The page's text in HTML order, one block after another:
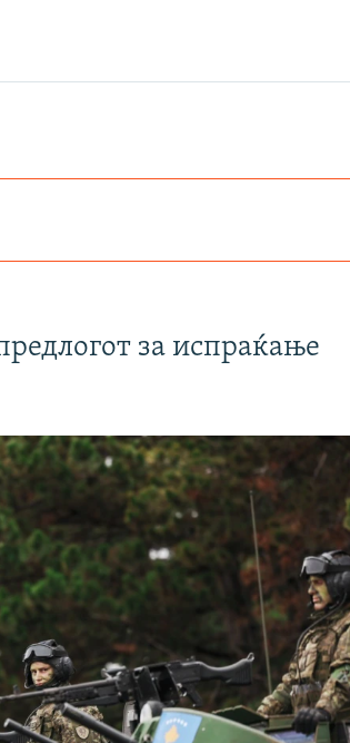
за испраќање